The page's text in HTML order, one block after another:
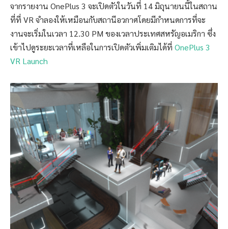
จากรายงาน OnePlus 3 จะเปิดตัวในวันที่ 14 มิถุนายนนี้ในสถาน
ที่ที่ VR จำลองให้เหมือนกับสถานีอวกาศโดยมีกำหนดการที่จะ
งานจะเริ่มในเวลา 12.30 PM ของเวลาประเทศสหรัญอเมริกา ซึ่ง
เข้าไปดูระยะเวลาที่เหลือในการเปิดตัวเพิ่มเติมได้ที่ OnePlus 3
VR Launch